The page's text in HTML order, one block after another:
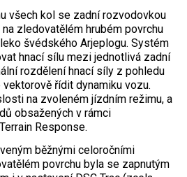
všech kol se zadní rozvodovkou
zledovatělém hrubém povrchu
švédského Arjeplogu. Systém
hnací sílu mezi jednotlivá zadní
rozdělení hnací síly z pohledu
řídit dynamiku vozu.
na zvoleném jízdním režimu, a
obsažených v rámci
Response.
běžnými celoročními
povrchu byla se zapnutým